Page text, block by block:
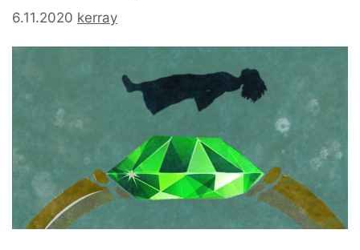
6.11.2020 kerray